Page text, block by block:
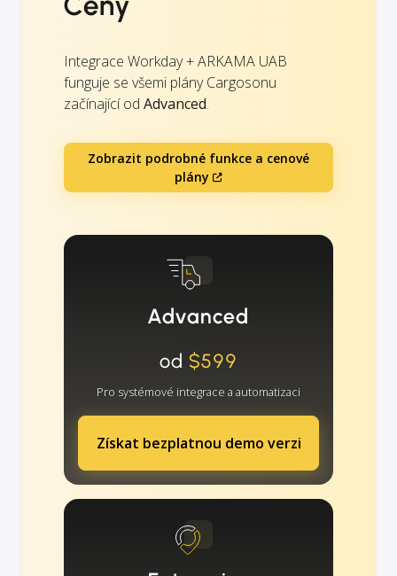
Integrace Workday + ARKAMA UAB
funguje se všemi plány Cargosonu
začínající od Advanced.
Zobrazit podrobné funkce a cenové
plány
Advanced
od $599
Pro systémové integrace a automatizaci
Získat bezplatnou demo verzi